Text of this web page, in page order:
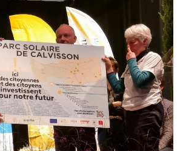
citoyens de déchets